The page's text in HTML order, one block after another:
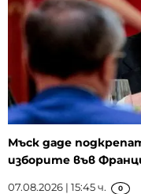
Мъск даде
изборите във
07.08.2026 | 15:45 ч. 0